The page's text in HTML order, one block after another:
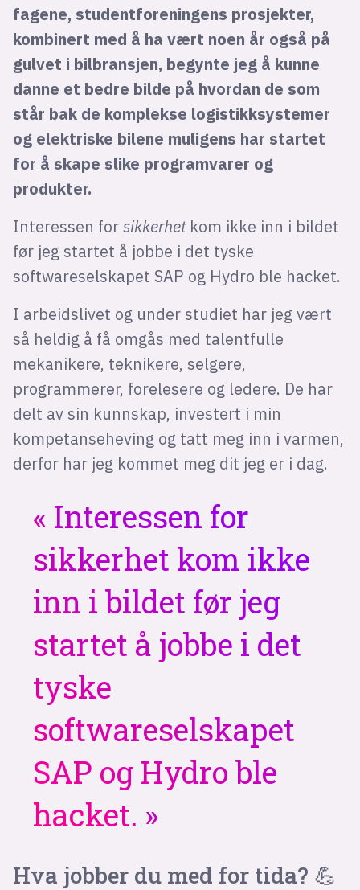
fagene, studentforeningens prosjekter,
kombinert med å ha vært noen år også på
gulvet i bilbransjen, begynte jeg å kunne
danne et bedre bilde på hvordan de som
står bak de komplekse logistikksystemer
og elektriske bilene muligens har startet
for å skape slike programvarer og
produkter.
Interessen for sikkerhet kom ikke inn i bildet
før jeg startet å jobbe i det tyske
softwareselskapet SAP og Hydro ble hacket.
I arbeidslivet og under studiet har jeg vært
så heldig å få omgås med talentfulle
mekanikere, teknikere, selgere,
programmerer, forelesere og ledere. De har
delt av sin kunnskap, investert i min
kompetanseheving og tatt meg inn i varmen,
derfor har jeg kommet meg dit jeg er i dag.
Interessen for
sikkerhet kom ikke
inn i bildet før jeg
startet å jobbe i det
tyske
softwareselskapet
SAP og Hydro ble
hacket.
Hva jobber du med for tida? 💪